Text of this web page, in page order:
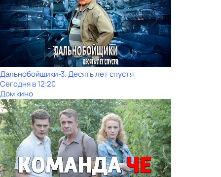
Дальнобойщики-3. Десять лет спустя
Сегодня в 12:20
Дом кино